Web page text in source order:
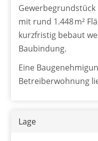
mit rund 1.448 m²
kurzfristig bebaut
Baubindung.
Eine
Betreiberwohnung
Lage